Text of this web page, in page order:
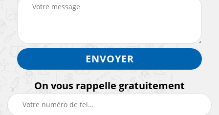
On vous rappelle gratuitement